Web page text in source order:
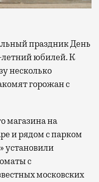
летний юбилей. К
несколько
горожан с
магазина на
и рядом с парком
установили
с
московских